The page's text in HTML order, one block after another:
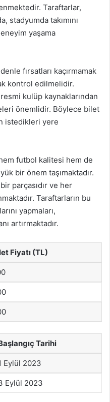
Taraftarlar,
stadyumda takımını
yaşama
fırsatları kaçırmamak
kontrol edilmelidir.
kulüp kaynaklarından
önemlidir. Böylece bilet
istedikleri yere
futbol kalitesi hem de
bir önem taşımaktadır.
parçasıdır ve her
Taraftarların bu
yapmaları,
artırmaktadır.
Fiyatı (TL)
Tarihi
Eylül 2023
Eylül 2023